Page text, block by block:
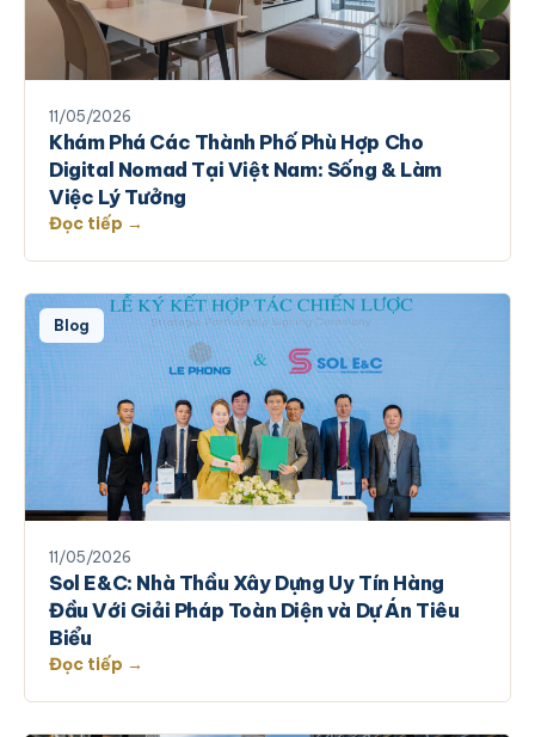
11/05/2026
Khám Phá Các Thành Phố Phù Hợp Cho
Digital Nomad Tại Việt Nam: Sống & Làm
Việc Lý Tưởng
Đọc tiếp →
Blog
11/05/2026
Sol E&C: Nhà Thầu Xây Dựng Uy Tín Hàng
Đầu Với Giải Pháp Toàn Diện và Dự Án Tiêu
Biểu
Đọc tiếp →